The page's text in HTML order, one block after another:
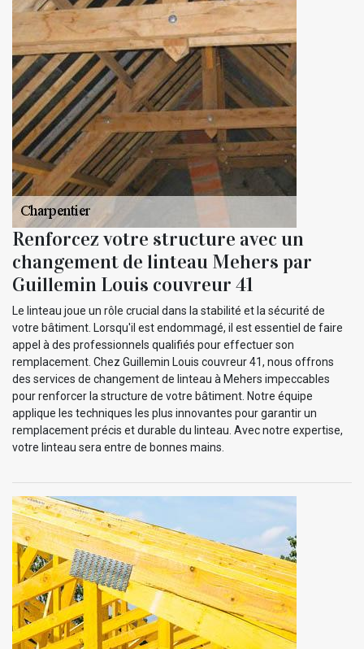
Renforcez votre structure avec un
changement de linteau Mehers par
Guillemin Louis couvreur 41
Le linteau joue un rôle crucial dans la stabilité et la sécurité de
votre bâtiment. Lorsqu'il est endommagé, il est essentiel de faire
appel à des professionnels qualifiés pour effectuer son
remplacement. Chez Guillemin Louis couvreur 41, nous offrons
des services de changement de linteau à Mehers impeccables
pour renforcer la structure de votre bâtiment. Notre équipe
applique les techniques les plus innovantes pour garantir un
remplacement précis et durable du linteau. Avec notre expertise,
votre linteau sera entre de bonnes mains.